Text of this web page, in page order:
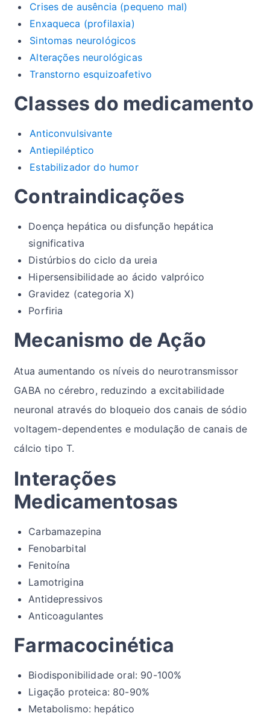
Crises de ausência (pequeno mal)
Enxaqueca (profilaxia)
Sintomas neurológicos
Alterações neurológicas
Transtorno esquizoafetivo
Classes do medicamento
Anticonvulsivante
Antiepiléptico
Estabilizador do humor
Contraindicações
Doença hepática ou disfunção hepática
significativa
Distúrbios do ciclo da ureia
Hipersensibilidade ao ácido valpróico
Gravidez (categoria X)
Porfiria
Mecanismo de Ação
Atua aumentando os níveis do neurotransmissor
GABA no cérebro, reduzindo a excitabilidade
neuronal através do bloqueio dos canais de sódio
voltagem-dependentes e modulação de canais de
cálcio tipo T.
Interações
Medicamentosas
Carbamazepina
Fenobarbital
Fenitoína
Lamotrigina
Antidepressivos
Anticoagulantes
Farmacocinética
Biodisponibilidade oral: 90-100%
Ligação proteica: 80-90%
Metabolismo: hepático